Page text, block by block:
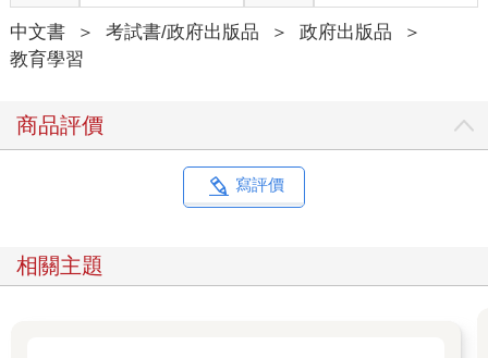
中文書 ＞ 考試書/政府出版品 ＞ 政府出版品
＞
教育學習
商品評價
寫評價
相關主題